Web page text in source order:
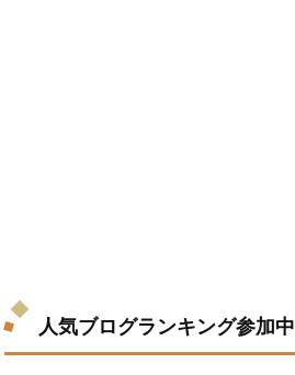
人気ブログランキング参加中